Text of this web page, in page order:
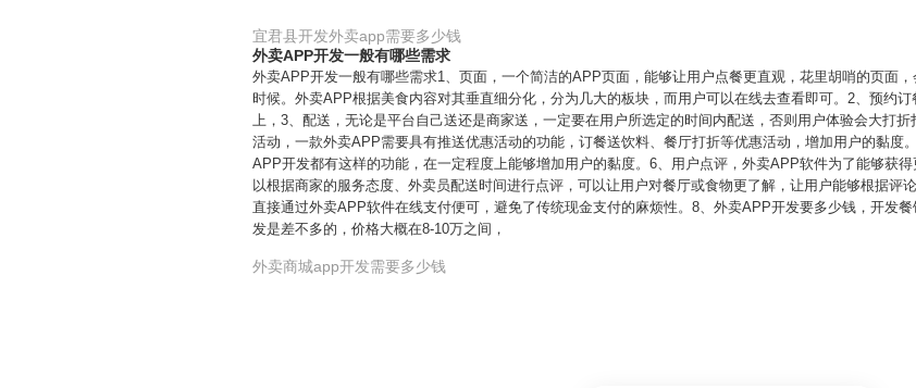
宜君县开发外卖app需要多少钱
外卖APP开发一般有哪些需求
外卖APP开发一般有哪些需求1、页面，一个简洁的APP页面，能够让用户点餐更直观，花里胡哨的页面
时候。外卖APP根据美食内容对其垂直细分化，分为几大的板块，而用户可以在线去查看即可。2、预约
上，3、配送，无论是平台自己送还是商家送，一定要在用户所选定的时间内配送，否则用户体验会大打
活动，一款外卖APP需要具有推送优惠活动的功能，订餐送饮料、餐厅打折等优惠活动，增加用户的黏度
APP开发都有这样的功能，在一定程度上能够增加用户的黏度。6、用户点评，外卖APP软件为了能够获
以根据商家的服务态度、外卖员配送时间进行点评，可以让用户对餐厅或食物更了解，让用户能够根据评
直接通过外卖APP软件在线支付便可，避免了传统现金支付的麻烦性。8、外卖APP开发要多少钱，开发
发是差不多的，价格大概在8-10万之间，
外卖商城app开发需要多少钱